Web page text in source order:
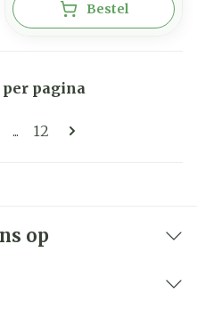
Bestel
pagina
... Pagina
12
per pagina
op